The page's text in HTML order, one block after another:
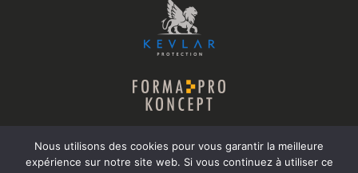
Nous utilisons des cookies pour vous garantir la meilleure
expérience sur notre site web. Si vous continuez à utiliser ce